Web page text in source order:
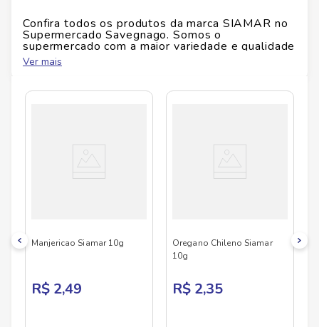
mais rápidas e saborosas. Verifique a embalagem do
produto para informações de alérgenos e glúten.
Ficha Técnica
Confira todos os produtos da marca SIAMAR no
Supermercado Savegnago. Somos o
supermercado com a maior variedade e qualidade
do Brasil!
de produtos SIAMAR, confira abaixo:
Ver mais
Manjericao Siamar 10g
R$ 2,49
Oregano Chileno Siamar
10g
R$ 2,35